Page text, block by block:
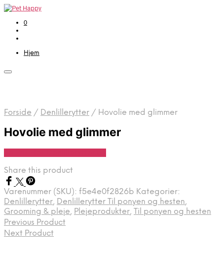
0
Hjem
Forside / Denlillerytter / Hovolie med glimmer
Hovolie med glimmer
Share this product
Varenummer (SKU): f5e4e0f2826b Kategorier:
Denlillerytter, Denlillerytter Til ponyen og hesten,
Grooming & pleje, Plejeprodukter, Til ponyen og hesten
Previous Product
Next Product